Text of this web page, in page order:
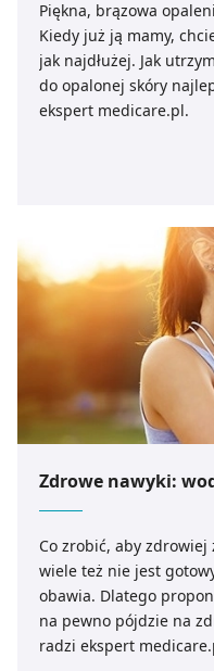
Piękna, brązowa
Kiedy już ją mamy,
jak najdłużej. Jak
do opalonej skóry
ekspert medicare.pl.
Zdrowe nawyki:
Co zrobić, aby zdrowiej
wiele też nie jest
obawia. Dlatego
na pewno pójdzie na
radzi ekspert